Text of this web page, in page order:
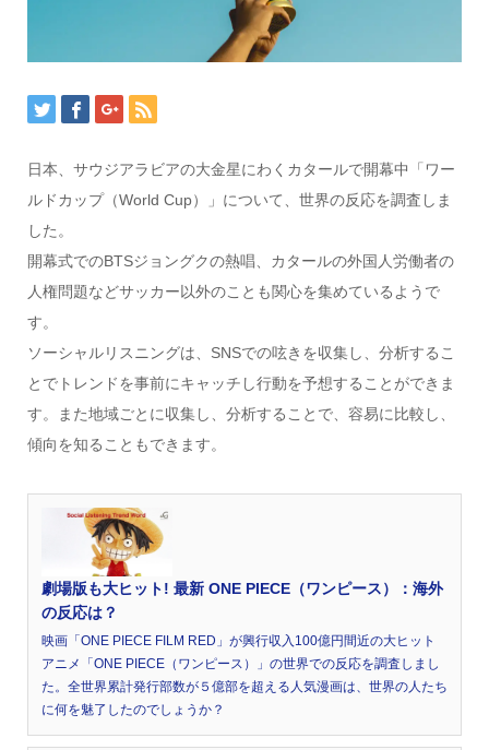
日本、サウジアラビアの大金星にわくカタールで開幕中「ワー
ルドカップ（World Cup）」について、世界の反応を調査しま
した。
開幕式でのBTSジョングクの熱唱、カタールの外国人労働者の
人権問題などサッカー以外のことも関心を集めているようで
す。
ソーシャルリスニングは、SNSでの呟きを収集し、分析するこ
とでトレンドを事前にキャッチし行動を予想することができま
す。また地域ごとに収集し、分析することで、容易に比較し、
傾向を知ることもできます。
劇場版も大ヒット! 最新 ONE PIECE（ワンピース）：海外
の反応は？
映画「ONE PIECE FILM RED」が興行収入100億円間近の大ヒット
アニメ「ONE PIECE（ワンピース）」の世界での反応を調査しまし
た。全世界累計発行部数が５億部を超える人気漫画は、世界の人たち
に何を魅了したのでしょうか？